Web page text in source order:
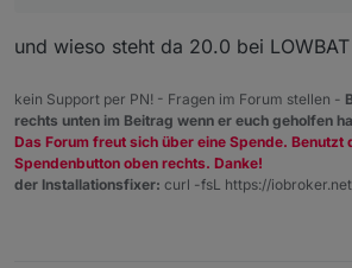
und wieso steht da 20.0 bei
kein Support per PN! - Fragen im Forum stellen -
rechts unten im Beitrag wenn er euch geholfen
Das Forum freut sich über eine Spende. Benutzt
Spendenbutton oben rechts. Danke!
der Installationsfixer: curl -fsL https://